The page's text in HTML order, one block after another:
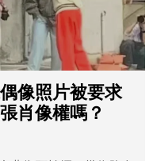
像照片被要求
肖像權嗎？